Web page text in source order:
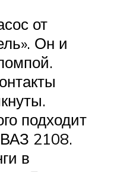
от
Он и
подходит
ВАЗ 2108.
в